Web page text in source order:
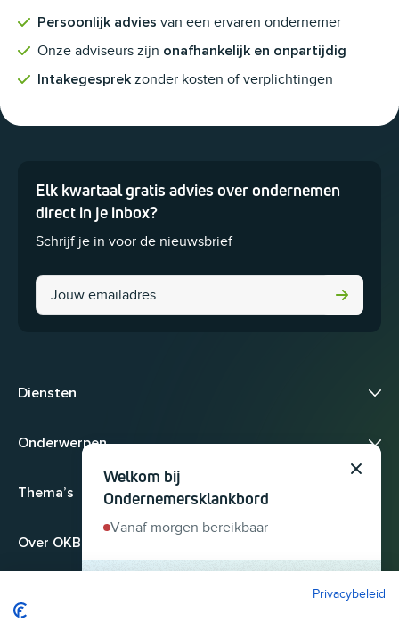
Persoonlijk advies van een ervaren ondernemer
Onze adviseurs zijn onafhankelijk en onpartijdig
Intakegesprek zonder kosten of verplichtingen
Elk kwartaal gratis advies over ondernemen
direct in je inbox?
Schrijf je in voor de nieuwsbrief
Instagram
Dit veld is bedoeld voor validatiedoeleinden en moet niet worden
Diensten
Onderwerpen
Thema’s
Over OKB
Welkom bij
Ondernemersklankbord
Vanaf morgen bereikbaar
Sluit
Privacybeleid